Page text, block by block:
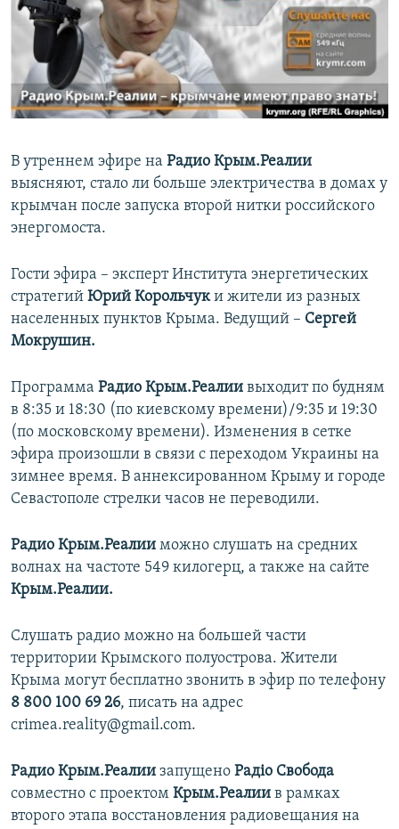
ПОБЕДИТЕЛЕЙ НЕ СУДЯТ?
КРЫМ.НЕПОКОРЕННЫЙ
ELIFBE
УКРАИНСКАЯ ПРОБЛЕМА КРЫМА
ПРИСОЕДИНЯЙТЕСЬ!
В утреннем эфире на Радио Крым.Реалии
выясняют, стало ли больше электричества в домах у
крымчан после запуска второй нитки российского
энергомоста.
Гости эфира – эксперт Института энергетических
стратегий Юрий Корольчуки жители из разных
населенных пунктов Крыма. Ведущий – Сергей
Мокрушин.
Программа Радио Крым.Реалии выходит по будням
в 8:35 и 18:30 (по киевскому времени)/9:35 и 19:30
(по московскому времени). Изменения в сетке
эфира произошли в связи с переходом Украины на
зимнее время. В аннексированном Крыму и городе
Севастополе стрелки часов не переводили.
Радио Крым.Реалии можно слушать на средних
волнах на частоте 549 килогерц, а также на сайте
Крым.Реалии.
Слушать радио можно на большей части
территории Крымского полуострова. Жители
Крыма могут бесплатно звонить в эфир по телефону
8 800 100 69 26, писать на адрес
crimea.reality@gmail.com.
Радио Крым.Реалии запущено Радіо Свобода
совместно с проектом Крым.Реалии в рамках
второго этапа восстановления радиовещания на